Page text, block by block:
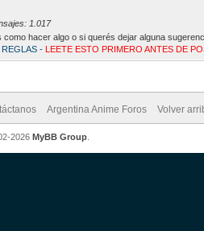
1.017
como hacer algo o si querés dejar alguna
REGLAS - LEETE ESTO PRIMERO ANTES DE
Argentina Anime Foros Volver
2026 MyBB Group